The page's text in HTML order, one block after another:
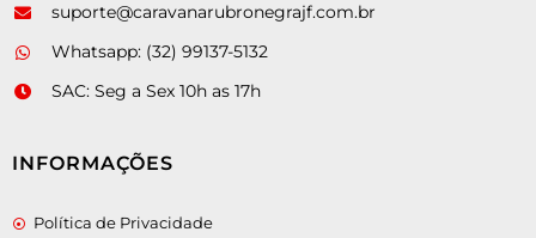
suporte@caravanarubronegrajf.com.br
Whatsapp: (32) 99137-5132
SAC: Seg a Sex 10h as 17h
INFORMAÇÕES
Política de Privacidade